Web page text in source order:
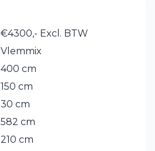
€4300,- Excl. BTW
Vlemmix
400 cm
150 cm
30 cm
582 cm
210 cm